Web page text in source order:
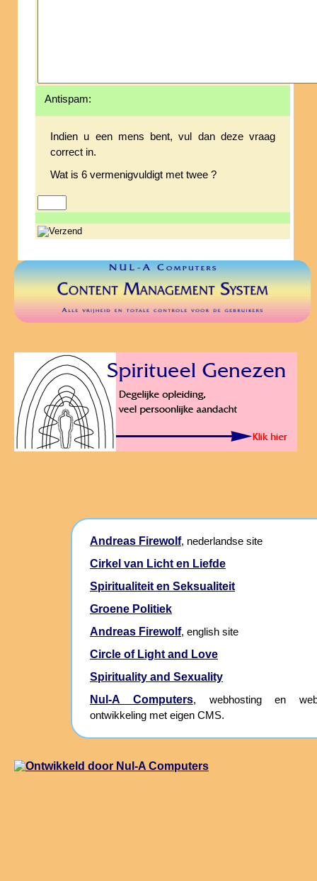
Antispam:
Indien u een mens bent, vul dan deze vraag
correct in.
Wat is 6 vermenigvuldigt met twee ?
Andreas Firewolf, nederlandse site
Cirkel van Licht en Liefde
Spiritualiteit en Seksualiteit
Groene Politiek
Andreas Firewolf, english site
Circle of Light and Love
Spirituality and Sexuality
Nul-A Computers, webhosting en
ontwikkeling met eigen CMS.